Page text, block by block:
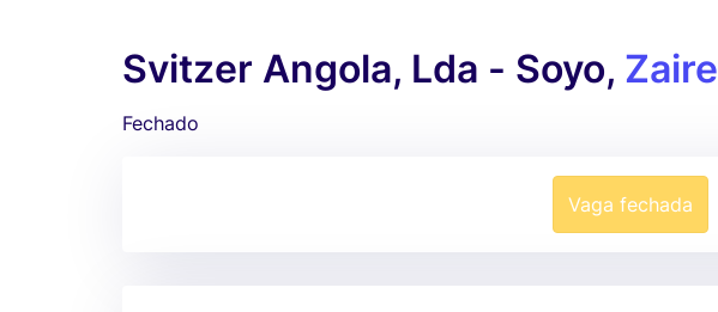
Svitzer Angola, Lda - Soyo, Zaire
Fechado
Vaga fechada